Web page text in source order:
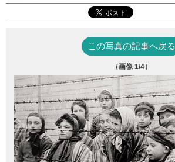
この写真の記事へ戻る
（画像 1/4）